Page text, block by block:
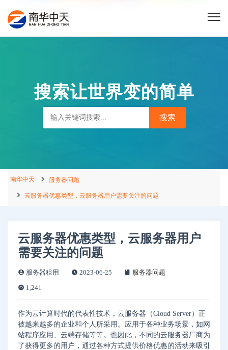
搜索让世界变的简单
南华中天 服务器问题
云服务器优惠类型，云服务器用户需要关注的问题
云服务器优惠类型，云服务器用户
需要关注的问题
服务器租用 2023-06-25
服务器问题
1,241
作为云计算时代的代表性技术，云服务器（Cloud Server）正
被越来越多的企业和个人所采用。应用于各种业务场景，如网
站程序应用、云端存储等等。也因此，不同的云服务器厂商为
了获得更多的用户，通过各种方式提供价格优惠的活动来吸引